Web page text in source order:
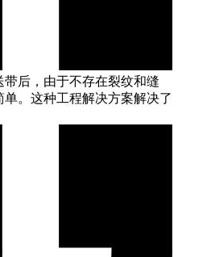
后，由于不存在裂纹和缝
单。这种工程解决方案解决了